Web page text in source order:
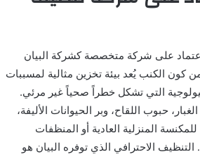
على شركة متخصصة كشركة البيان
الكنب يُعد بيئة تخزين مثالية لمسببات
التي تشكل خطراً صحياً غير مرئي.
حبوب اللقاح، وبر الحيوانات الأليفة،
للمكنسة المنزلية العادية أو المنظفات
التنظيف الاحترافي الذي توفره البيان هو